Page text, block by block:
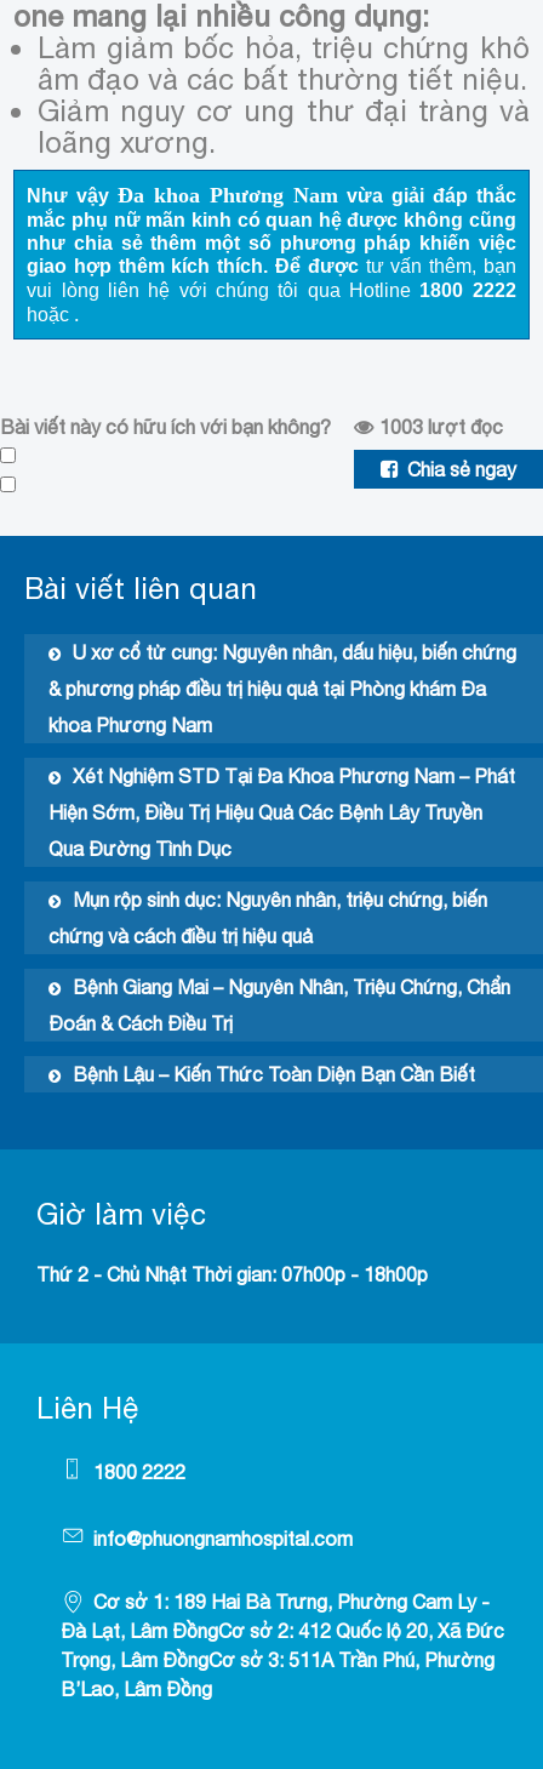
one mang lại nhiều công dụng:
Làm giảm bốc hỏa, triệu chứng khô
âm đạo và các bất thường tiết niệu.
Giảm nguy cơ ung thư đại tràng và
loãng xương.
Như vậyĐa khoa Phương Nam vừa giải đáp thắc
mắc phụ nữ mãn kinh có quan hệ được không cũng
như chia sẻ thêm một số phương pháp khiến việc
giao hợp thêm kích thích. Để được tư vấn thêm, bạn
vui lòng liên hệ với chúng tôi qua Hotline 1800 2222
hoặc .
Bài viết này có hữu ích với bạn không? 1003 lượt đọc
Chia sẻ ngay
Bài viết liên quan
U xơ cổ tử cung: Nguyên nhân, dấu hiệu, biến chứng
& phương pháp điều trị hiệu quả tại Phòng khám Đa
khoa Phương Nam
Xét Nghiệm STD Tại Đa Khoa Phương Nam – Phát
Hiện Sớm, Điều Trị Hiệu Quả Các Bệnh Lây Truyền
Qua Đường Tình Dục
Mụn rộp sinh dục: Nguyên nhân, triệu chứng, biến
chứng và cách điều trị hiệu quả
Bệnh Giang Mai – Nguyên Nhân, Triệu Chứng, Chẩn
Đoán & Cách Điều Trị
Bệnh Lậu – Kiến Thức Toàn Diện Bạn Cần Biết
Giờ làm việc
Thứ 2 - Chủ Nhật Thời gian: 07h00p - 18h00p
Liên Hệ
1800 2222
info@phuongnamhospital.com
Cơ sở 1: 189 Hai Bà Trưng, Phường Cam Ly -
Đà Lạt, Lâm ĐồngCơ sở 2: 412 Quốc lộ 20, Xã Đức
Trọng, Lâm ĐồngCơ sở 3: 511A Trần Phú, Phường
B’Lao, Lâm Đồng